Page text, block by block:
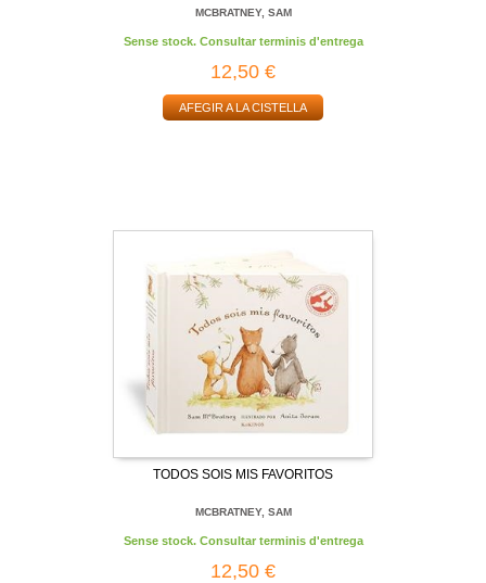
MCBRATNEY, SAM
Sense stock. Consultar terminis d'entrega
12,50 €
AFEGIR A LA CISTELLA
TODOS SOIS MIS FAVORITOS
MCBRATNEY, SAM
Sense stock. Consultar terminis d'entrega
12,50 €